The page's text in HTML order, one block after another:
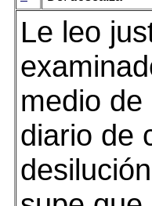
Le leo
medio
diario de